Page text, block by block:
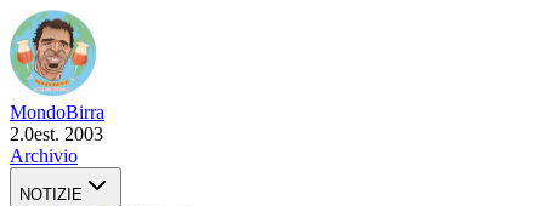
MondoBirra
2.0est. 2003
Archivio
NOTIZIE